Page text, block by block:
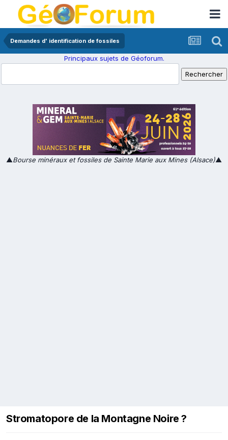
Demandes d' identification de fossiles
Principaux sujets de Géoforum.
▲Bourse minéraux et fossiles de Sainte Marie aux Mines (Alsace)▲
Stromatopore de la Montagne Noire ?